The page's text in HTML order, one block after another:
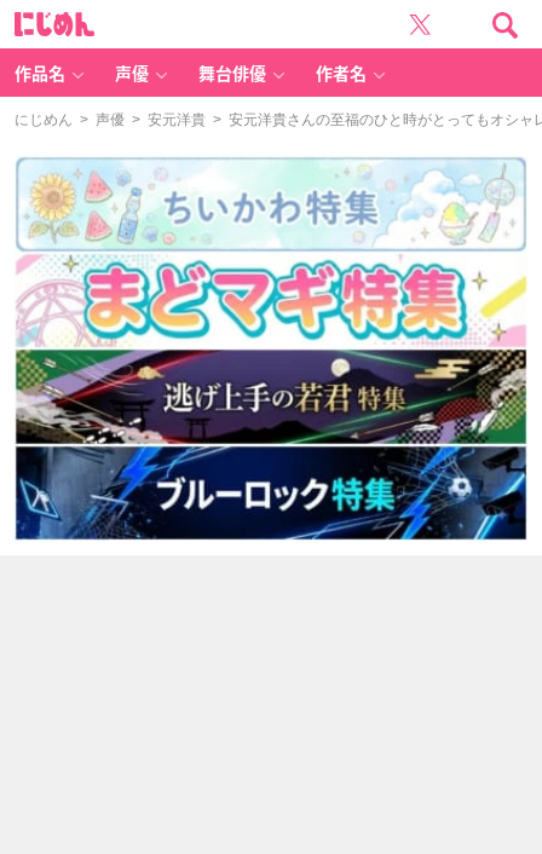
作品名 声優 舞台俳優 作者名
にじめん > 声優 > 安元洋貴 > 安元洋貴さんの至福のひと時がとってもオシ